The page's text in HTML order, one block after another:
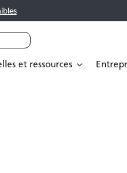
et ressources